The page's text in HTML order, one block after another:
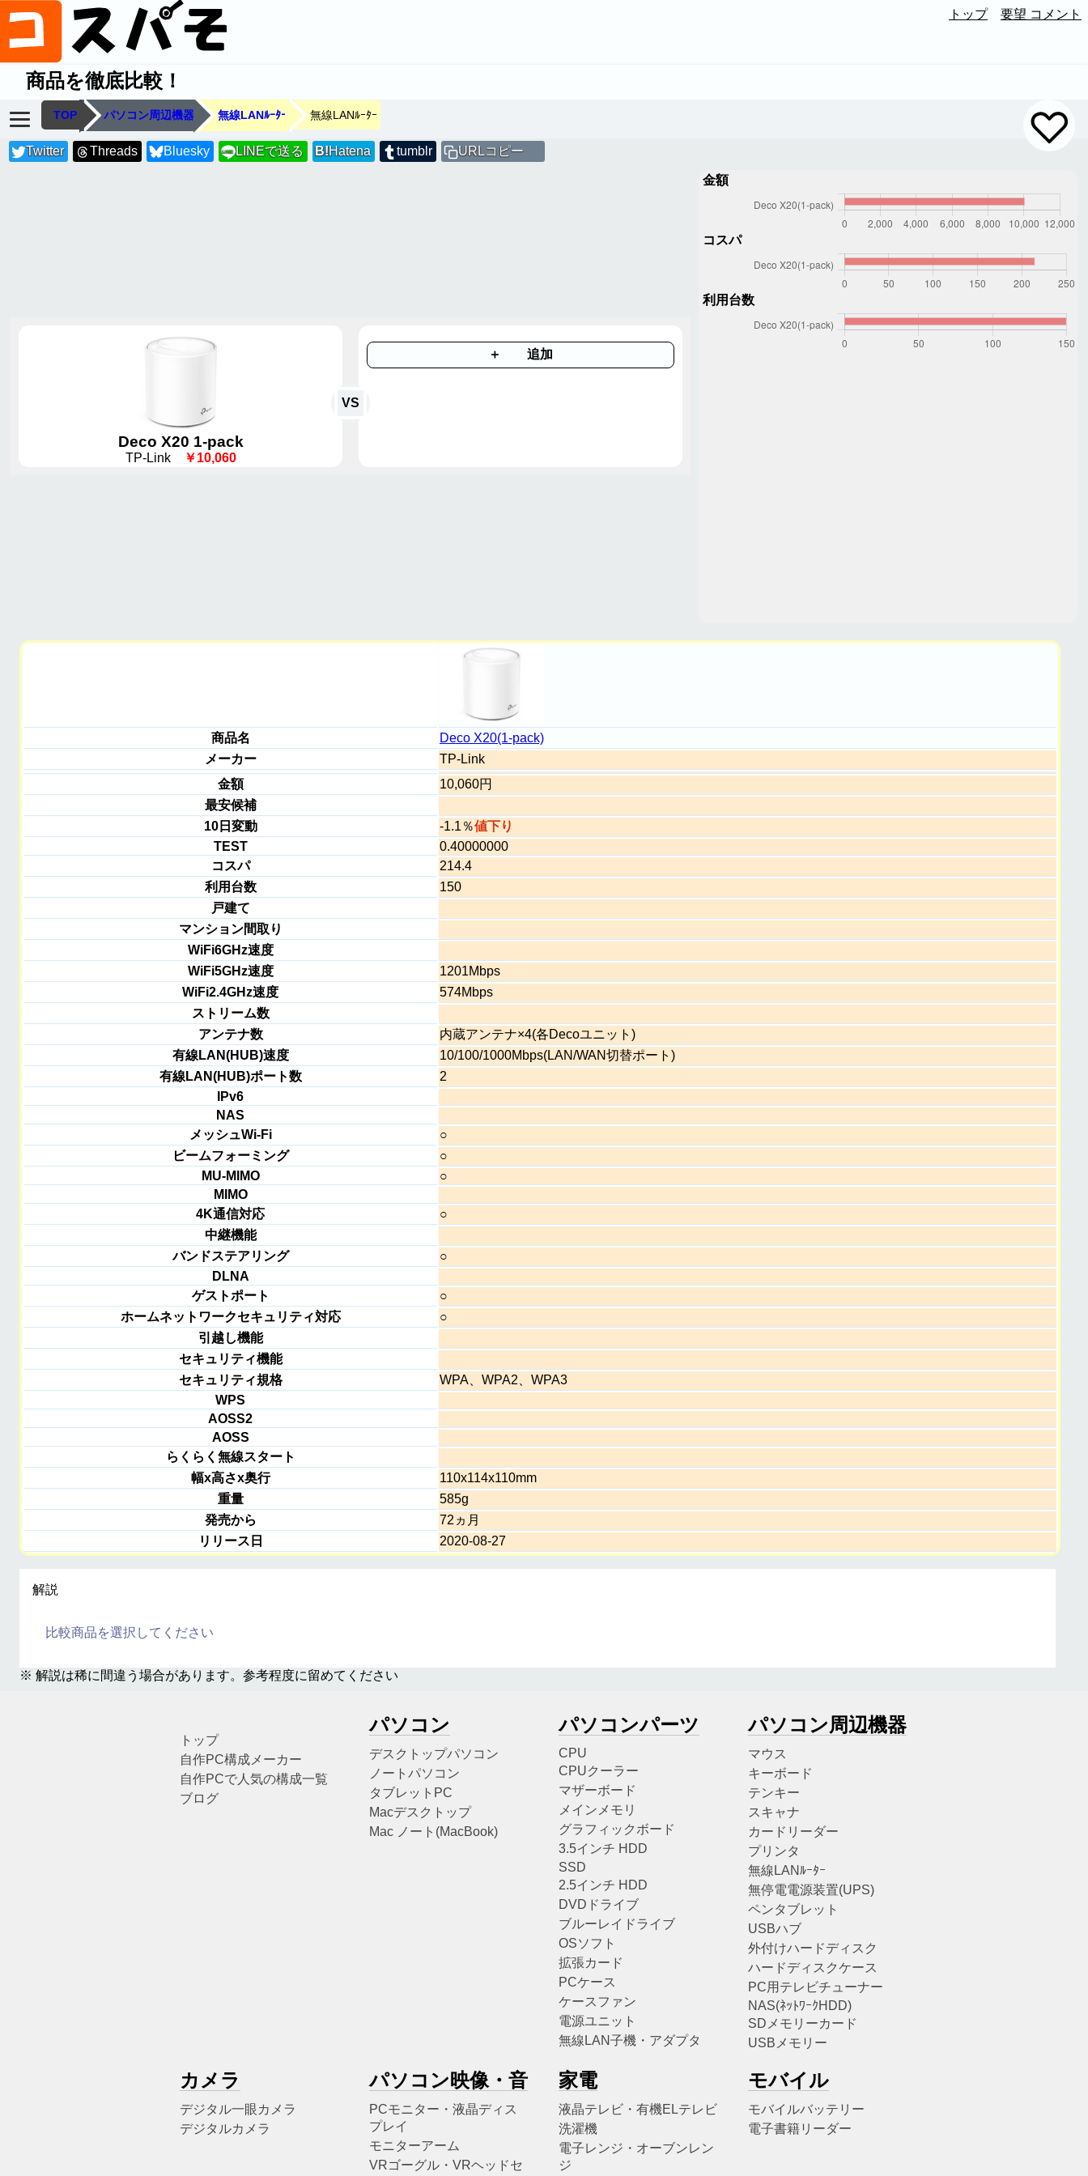
トップ 要望 コメント
商品を徹底比較！
TOP パソコン周辺機器 無線LANﾙｰﾀｰ 無線LANﾙｰﾀｰ
Twitter Threads Bluesky LINE LINEで送る B!Hatena tumblr URLコピー
Deco X20 1-pack
TP-Link￥10,060
VS
＋ 追加
金額
コスパ
利用台数
商品名
Deco X20(1-pack)
メーカー
TP-Link
金額
10,060円
最安候補
10日変動
-1.1％値下り
TEST
0.40000000
コスパ
214.4
利用台数
150
戸建て
マンション間取り
WiFi6GHz速度
WiFi5GHz速度
1201Mbps
WiFi2.4GHz速度
574Mbps
ストリーム数
アンテナ数
内蔵アンテナ×4(各Decoユニット)
有線LAN(HUB)速度
10/100/1000Mbps(LAN/WAN切替ポート)
有線LAN(HUB)ポート数
2
IPv6
NAS
メッシュWi-Fi
○
ビームフォーミング
○
MU-MIMO
○
MIMO
4K通信対応
○
中継機能
バンドステアリング
○
DLNA
ゲストポート
○
ホームネットワークセキュリティ対応
○
引越し機能
セキュリティ機能
セキュリティ規格
WPA、WPA2、WPA3
WPS
AOSS2
AOSS
らくらく無線スタート
幅x高さx奥行
110x114x110mm
重量
585g
発売から
72ヵ月
リリース日
2020-08-27
解説
比較商品を選択してください
※ 解説は稀に間違う場合があります。参考程度に留めてください
トップ
自作PC構成メーカー
自作PCで人気の構成一覧
ブログ
パソコン
デスクトップパソコン
ノートパソコン
タブレットPC
Macデスクトップ
Mac ノート(MacBook)
パソコンパーツ
CPU
CPUクーラー
マザーボード
メインメモリ
グラフィックボード
3.5インチ HDD
SSD
2.5インチ HDD
DVDドライブ
ブルーレイドライブ
OSソフト
拡張カード
PCケース
ケースファン
電源ユニット
無線LAN子機・アダプタ
パソコン周辺機器
マウス
キーボード
テンキー
スキャナ
カードリーダー
プリンタ
無線LANﾙｰﾀｰ
無停電電源装置(UPS)
ペンタブレット
USBハブ
外付けハードディスク
ハードディスクケース
PC用テレビチューナー
NAS(ﾈｯﾄﾜｰｸHDD)
SDメモリーカード
USBメモリー
カメラ
デジタル一眼カメラ
デジタルカメラ
パソコン映像・音
PCモニター・液晶ディス
プレイ
モニターアーム
VRゴーグル・VRヘッドセ
家電
液晶テレビ・有機ELテレビ
洗濯機
電子レンジ・オーブンレン
ジ
モバイル
モバイルバッテリー
電子書籍リーダー